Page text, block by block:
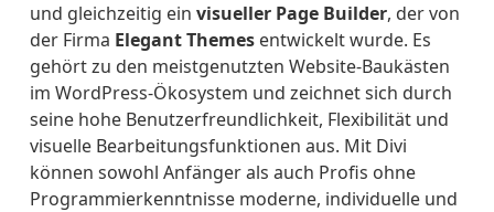
und gleichzeitig ein visueller Page Builder, der von
der Firma Elegant Themes entwickelt wurde. Es
gehört zu den meistgenutzten Website-Baukästen
im WordPress-Ökosystem und zeichnet sich durch
seine hohe Benutzerfreundlichkeit, Flexibilität und
visuelle Bearbeitungsfunktionen aus. Mit Divi
können sowohl Anfänger als auch Profis ohne
Programmierkenntnisse moderne, individuelle und